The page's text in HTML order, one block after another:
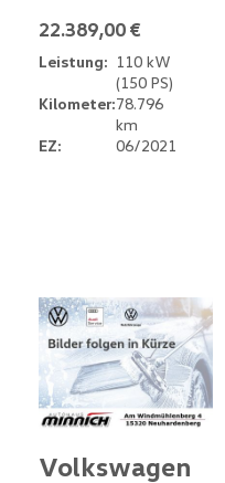
22.389,00 €
Leistung: 110 kW
(150 PS)
Kilometer:78.796
km
EZ:
06/2021
Volkswagen